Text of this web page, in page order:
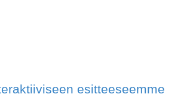
esitteeseemme